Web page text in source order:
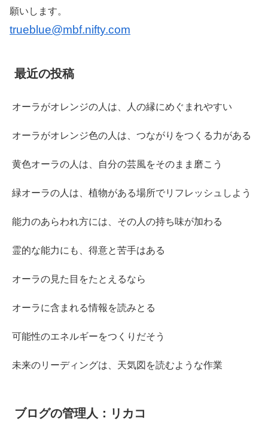
願いします。
trueblue@mbf.nifty.com
最近の投稿
オーラがオレンジの人は、人の縁にめぐまれやすい
オーラがオレンジ色の人は、つながりをつくる力がある
黄色オーラの人は、自分の芸風をそのまま磨こう
緑オーラの人は、植物がある場所でリフレッシュしよう
能力のあらわれ方には、その人の持ち味が加わる
霊的な能力にも、得意と苦手はある
オーラの見た目をたとえるなら
オーラに含まれる情報を読みとる
可能性のエネルギーをつくりだそう
未来のリーディングは、天気図を読むような作業
ブログの管理人：リカコ